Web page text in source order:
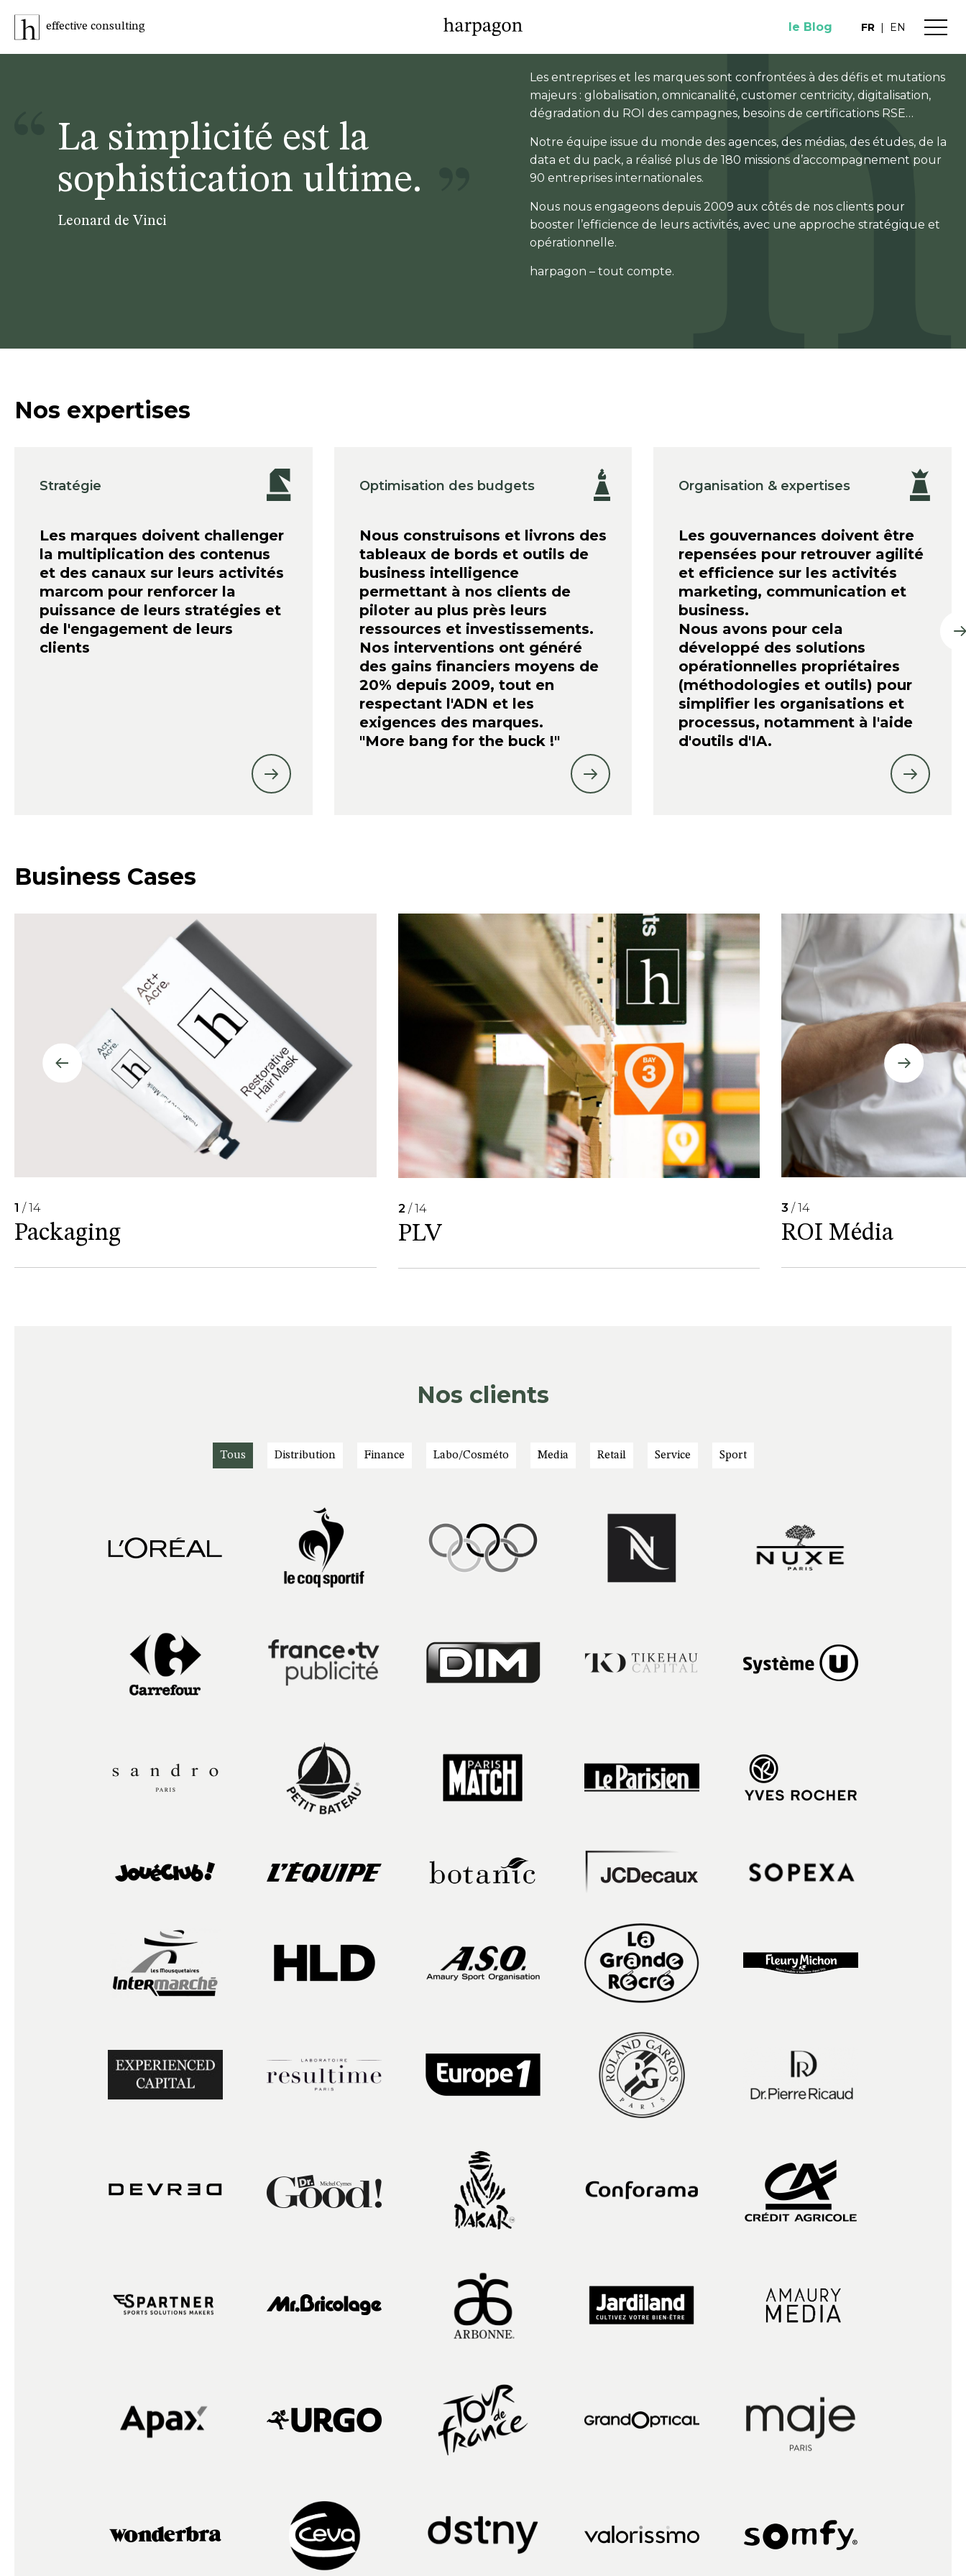
effective consulting le Blog FR | EN
La simplicité est la
sophistication ultime.
Leonard de Vinci
Les entreprises et les marques sont confrontées à des défis et mutations
majeurs : globalisation, omnicanalité, customer centricity, digitalisation,
dégradation du ROI des campagnes, besoins de certifications RSE…
Notre équipe issue du monde des agences, des médias, des études, de la
data et du pack, a réalisé plus de 180 missions d’accompagnement pour
90 entreprises internationales.
Nous nous engageons depuis 2009 aux côtés de nos clients pour
booster l’efficience de leurs activités, avec une approche stratégique et
opérationnelle.
harpagon – tout compte.
Nos expertises
Stratégie
Les marques doivent challenger
la multiplication des contenus
et des canaux sur leurs activités
marcom pour renforcer la
puissance de leurs stratégies et
de l'engagement de leurs
clients
Optimisation des budgets
Nous construisons et livrons des
tableaux de bords et outils de
business intelligence
permettant à nos clients de
piloter au plus près leurs
ressources et investissements.
Nos interventions ont généré
des gains financiers moyens de
20% depuis 2009, tout en
respectant l'ADN et les
exigences des marques.
"More bang for the buck !"
Organisation & expertises
Les gouvernances doivent être
repensées pour retrouver agilité
et efficience sur les activités
marketing, communication et
business.
Nous avons pour cela
développé des solutions
opérationnelles propriétaires
(méthodologies et outils) pour
simplifier les organisations et
processus, notamment à l'aide
d'outils d'IA.
Business Cases
1 / 14
Packaging
2 / 14
PLV
3 / 14
ROI Média
Nos clients
Tous Distribution Finance Labo/Cosméto Media Retail Service Sport